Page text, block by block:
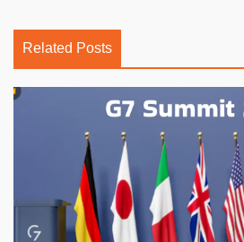
Related Posts